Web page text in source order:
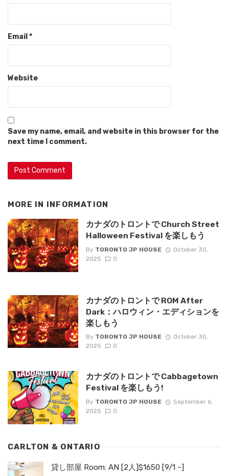
Email *
Website
Save my name, email, and website in this browser for the
next time I comment.
MORE IN INFORMATION
カナダのトロントで Church Street
Halloween Festival を楽しもう
By TORONTO JP HOUSE
October 30,
2025
0
カナダのトロントで ROM After
Dark：ハロウィン・エディションを
楽しもう
By TORONTO JP HOUSE
October 30,
2025
0
カナダのトロントで Cabbagetown
Festival を楽しもう!
By TORONTO JP HOUSE
September 6,
2025
0
CARLTON & ONTARIO
貸し部屋 Room: AN [2人]$1650 [9/1 ~]